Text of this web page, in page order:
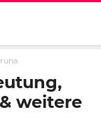
weitere